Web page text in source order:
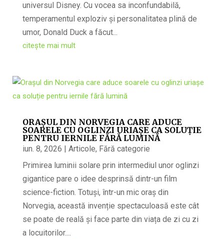
universul Disney. Cu vocea sa inconfundabilă,
temperamentul exploziv și personalitatea plină de
umor, Donald Duck a făcut...
citește mai mult
ORAȘUL DIN NORVEGIA CARE ADUCE
SOARELE CU OGLINZI URIAȘE CA SOLUȚIE
PENTRU IERNILE FĂRĂ LUMINĂ
iun. 8, 2026 | Articole, Fără categorie
Primirea luminii solare prin intermediul unor oglinzi
gigantice pare o idee desprinsă dintr-un film
science-fiction. Totuși, într-un mic oraș din
Norvegia, această invenție spectaculoasă este cât
se poate de reală și face parte din viața de zi cu zi
a locuitorilor....